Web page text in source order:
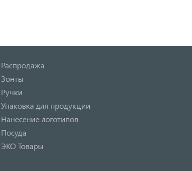
Распродажа
Зонты
Ручки
Упаковка для продукции
Нанесение логотипов
Посуда
ЭКО Товары